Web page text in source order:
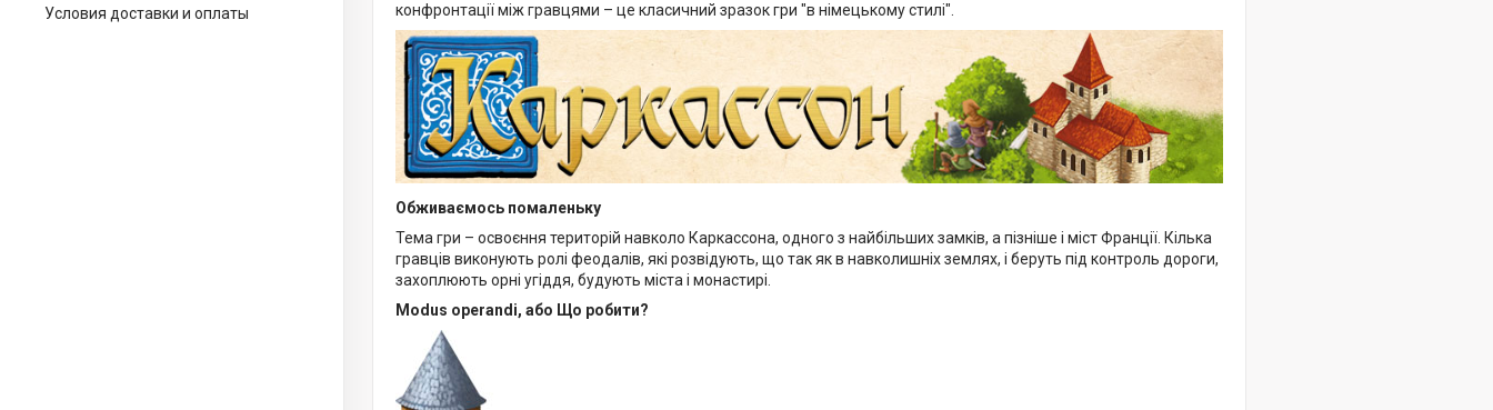
Условия доставки и оплаты
конфронтації між гравцями – це класичний зразок гри "в німецькому стилі".
Обживаємось помаленьку
Тема гри – освоєння територій навколо Каркассона, одного з найбільших замків, а пізніше і міст Франції. Кілька
гравців виконують ролі феодалів, які розвідують, що так як в навколишніх землях, і беруть під контроль дороги,
захоплюють орні угіддя, будують міста і монастирі.
Modus operandi, або Що робити?